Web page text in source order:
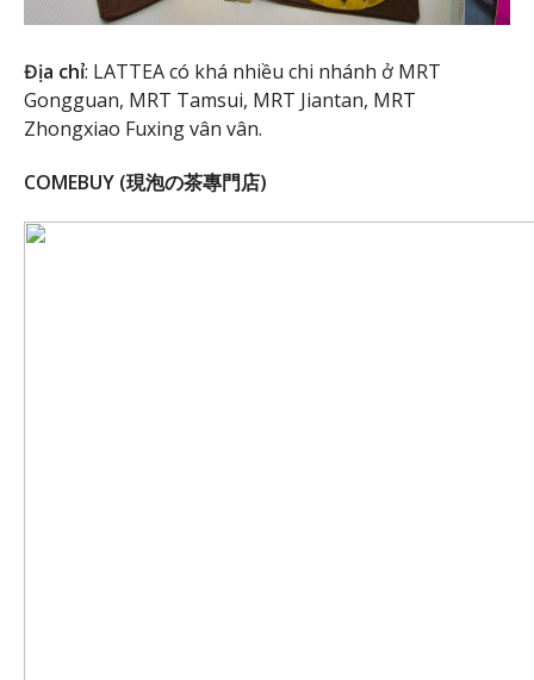
Địa chỉ: LATTEA có khá nhiều chi nhánh ở MRT
Gongguan, MRT Tamsui, MRT Jiantan, MRT
Zhongxiao Fuxing vân vân.
COMEBUY (現泡の茶專門店)